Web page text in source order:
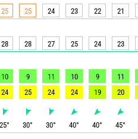
25 25 24 23 22 21
28 28 27 25 24 23
10 9 11 10 9 11
24 25 24 24 19 20
25° 30° 30° 40° 40° 45°